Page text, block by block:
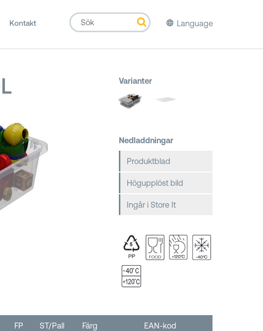
Kontakt Language
Varianter
Nedladdningar
Produktblad
Högupplöst bild
Ingår i Store It
FP ST/Pall Färg EAN-kod